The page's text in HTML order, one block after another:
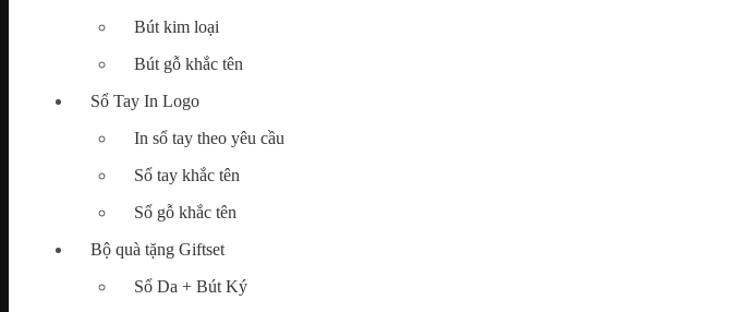
kiếm:
Chưa có sản phẩm trong giỏ hàng.
Bút kim loại
Bút gỗ khắc tên
Sổ Tay In Logo
In sổ tay theo yêu cầu
Sổ tay khắc tên
Sổ gỗ khắc tên
Bộ quà tặng Giftset
Sổ Da + Bút Ký